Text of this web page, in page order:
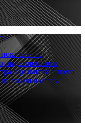
с
надежностью и
и развития вашего
данными в своем